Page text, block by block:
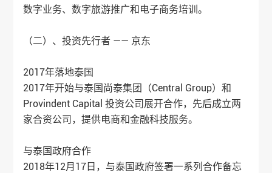
数字业务、数字旅游推广和电子商务培训。
（二）、投资先行者 —— 京东
2017年落地泰国
2017年开始与泰国尚泰集团（Central Group）和
Provindent Capital 投资公司展开合作，先后成立两
家合资公司，提供电商和金融科技服务。
与泰国政府合作
2018年12月17日，与泰国政府签署一系列合作备忘